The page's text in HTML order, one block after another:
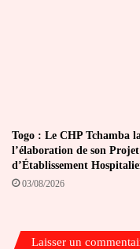
Togo : Le CHP Tchamba
l’élaboration de son Projet
d’Établissement
03/08/2026
Laisser un